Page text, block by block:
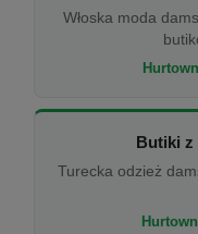
Włoska moda
Butiki z
Turecka odzież